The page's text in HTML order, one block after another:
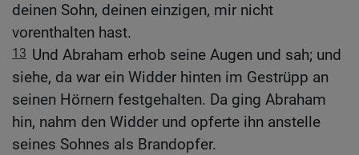
deinen Sohn, deinen einzigen, mir nicht
vorenthalten hast.
13 Und Abraham erhob seine Augen und sah; und
siehe, da war ein Widder hinten im Gestrüpp an
seinen Hörnern festgehalten. Da ging Abraham
hin, nahm den Widder und opferte ihn anstelle
seines Sohnes als Brandopfer.